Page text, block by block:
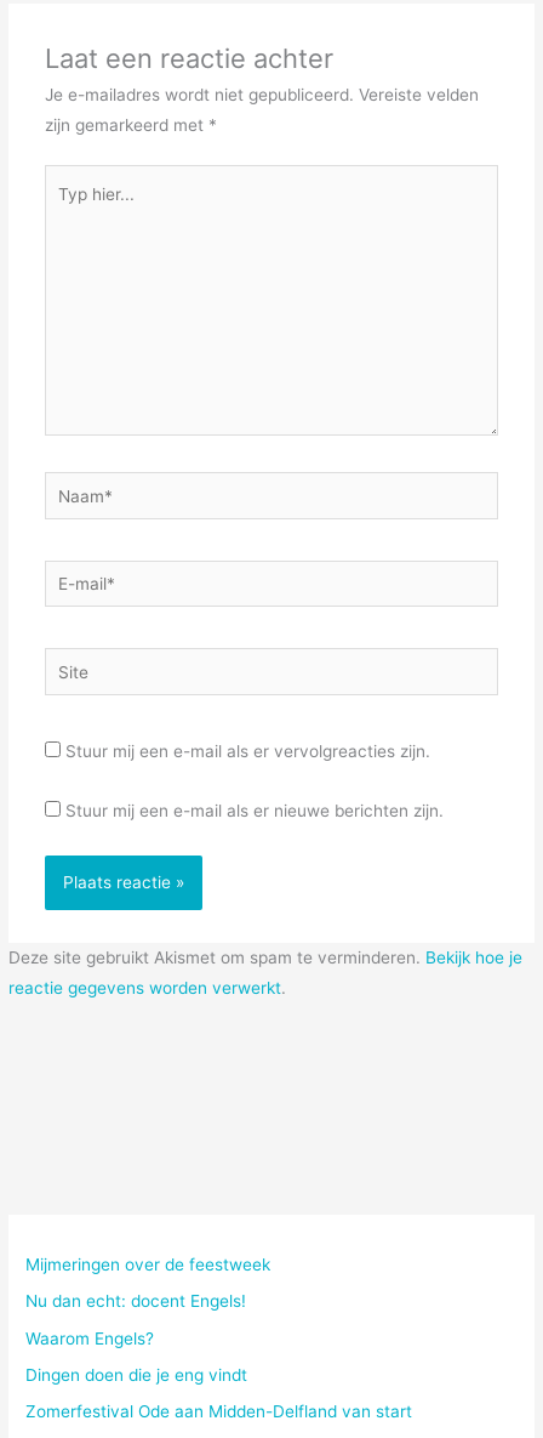
Laat een reactie achter
Je e-mailadres wordt niet gepubliceerd. Vereiste velden
zijn gemarkeerd met *
hier...
Naam*
E-
mail*
Site
Stuur mij een e-mail als er vervolgreacties zijn.
Stuur mij een e-mail als er nieuwe berichten zijn.
Deze site gebruikt Akismet om spam te verminderen. Bekijk hoe je
reactie gegevens worden verwerkt.
Mijmeringen over de feestweek
Nu dan echt: docent Engels!
Waarom Engels?
Dingen doen die je eng vindt
Zomerfestival Ode aan Midden-Delfland van start